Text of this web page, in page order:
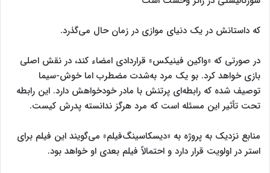
که داستانش در یک دنیای موازی در زمان حال می‌گذرد.
در صورتی که «واکین فینیکس» قراردادی امضاء کند، در نقش اصلی
بازی خواهد کرد. بو یک مرد به‌شدت مضطرب اما خوش-سیما
توصیف شده که رابطه‌ای پرتنش با مادر خودخواهش دارد. این رابطه
تحت تأثیر این مسئله است که مرد هرگز ندانسته پدرش کیست.
منابع نزدیک به پروژه به «دیسکاسینگ‌فیلم» می‌گویند این فیلم برای
استر در اولویت قرار دارد و احتمالاً فیلم بعدی او خواهد بود.